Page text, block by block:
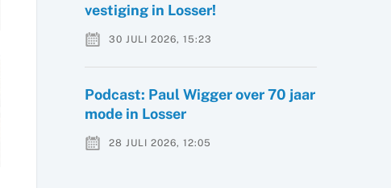
vestiging in Losser!
30 JULI 2026, 15:23
Podcast: Paul Wigger over 70 jaar
mode in Losser
28 JULI 2026, 12:05